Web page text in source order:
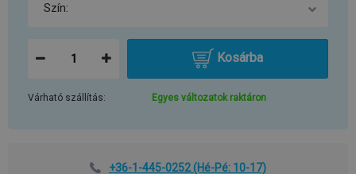
Kosárba
Várható szállítás: Egyes változatok raktáron
+36-1-445-0252(Hé-Pé: 10-17)